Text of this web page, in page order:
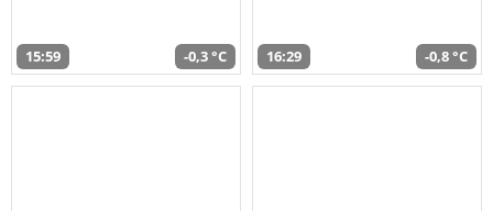
15:59 -0,3 °C 16:29 -0,8 °C